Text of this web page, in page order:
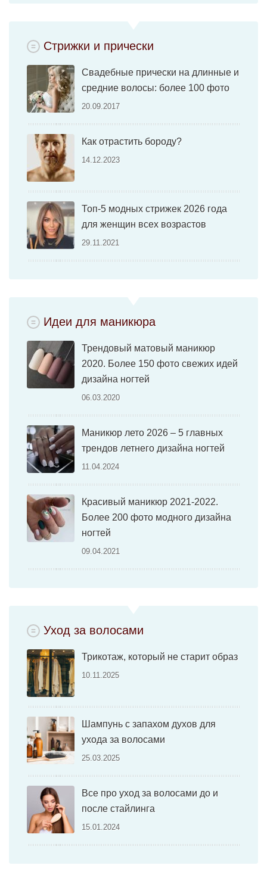
Стрижки и прически
Свадебные прически на длинные и
средние волосы: более 100 фото
20.09.2017
Как отрастить бороду?
14.12.2023
Топ-5 модных стрижек 2026 года
для женщин всех возрастов
29.11.2021
Идеи для маникюра
Трендовый матовый маникюр
2020. Более 150 фото свежих идей
дизайна ногтей
06.03.2020
Маникюр лето 2026 – 5 главных
трендов летнего дизайна ногтей
11.04.2024
Красивый маникюр 2021-2022.
Более 200 фото модного дизайна
ногтей
09.04.2021
Уход за волосами
Трикотаж, который не старит образ
10.11.2025
Шампунь с запахом духов для
ухода за волосами
25.03.2025
Все про уход за волосами до и
после стайлинга
15.01.2024